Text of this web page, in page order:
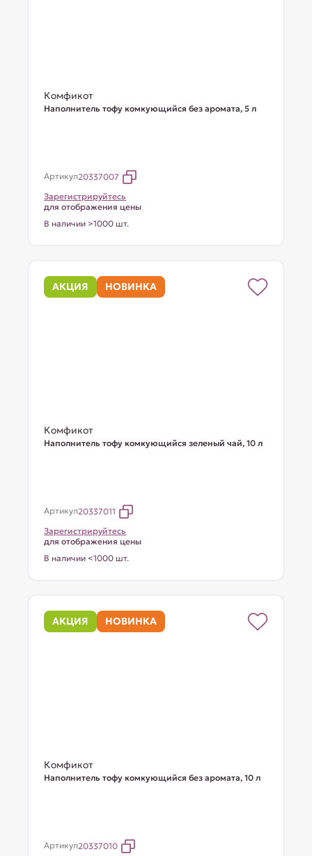
Комфикот
Наполнитель тофу комкующийся без аромата, 5 л
Артикул20337007
Зарегистрируйтесь
для отображения цены
В наличии >1000 шт.
АКЦИЯ НОВИНКА
Комфикот
Наполнитель тофу комкующийся зеленый чай, 10 л
Артикул20337011
Зарегистрируйтесь
для отображения цены
В наличии <1000 шт.
АКЦИЯ НОВИНКА
Комфикот
Наполнитель тофу комкующийся без аромата, 10 л
Артикул20337010